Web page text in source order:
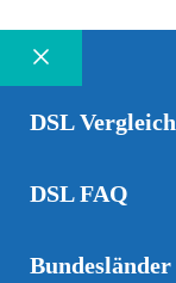
Schließen
DSL Vergleich
DSL FAQ
Bundesländer